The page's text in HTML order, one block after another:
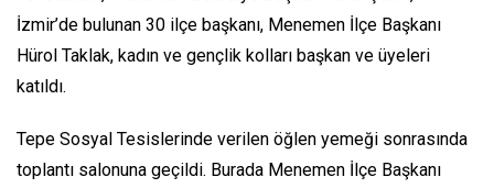
İzmir’de bulunan 30 ilçe başkanı, Menemen İlçe Başkanı
Hürol Taklak, kadın ve gençlik kolları başkan ve üyeleri
katıldı.
Tepe Sosyal Tesislerinde verilen öğlen yemeği sonrasında
toplantı salonuna geçildi. Burada Menemen İlçe Başkanı